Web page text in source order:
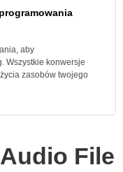
aby
Wszystkie konwersje
zasobów twojego
File